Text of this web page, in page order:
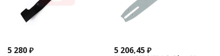
5 280₽ 5 206,45 ₽